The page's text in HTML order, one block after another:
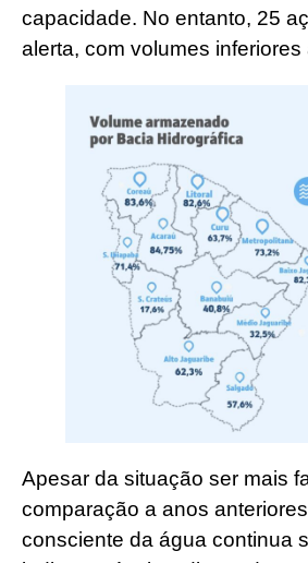
capacidade. No entanto, 25
alerta, com volumes inferiores
Apesar da situação ser mais
comparação a anos
consciente da água continua